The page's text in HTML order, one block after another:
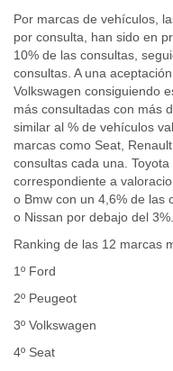
Por marcas de vehículos,
por consulta, han sido en
10% de las consultas,
consultas. A una
Volkswagen consiguiendo
más consultadas con más
similar al % de vehículos
marcas como Seat,
consultas cada una.
correspondiente a
o Bmw con un 4,6% de las
o Nissan por debajo del 3%.
Ranking de las 12 marcas
1º Ford
2º Peugeot
3º Volkswagen
4º Seat